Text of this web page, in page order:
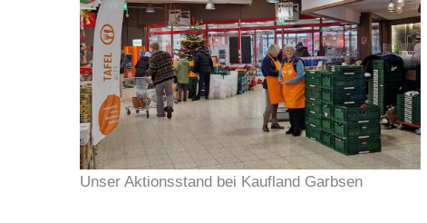
Unser Aktionsstand bei Kaufland Garbsen